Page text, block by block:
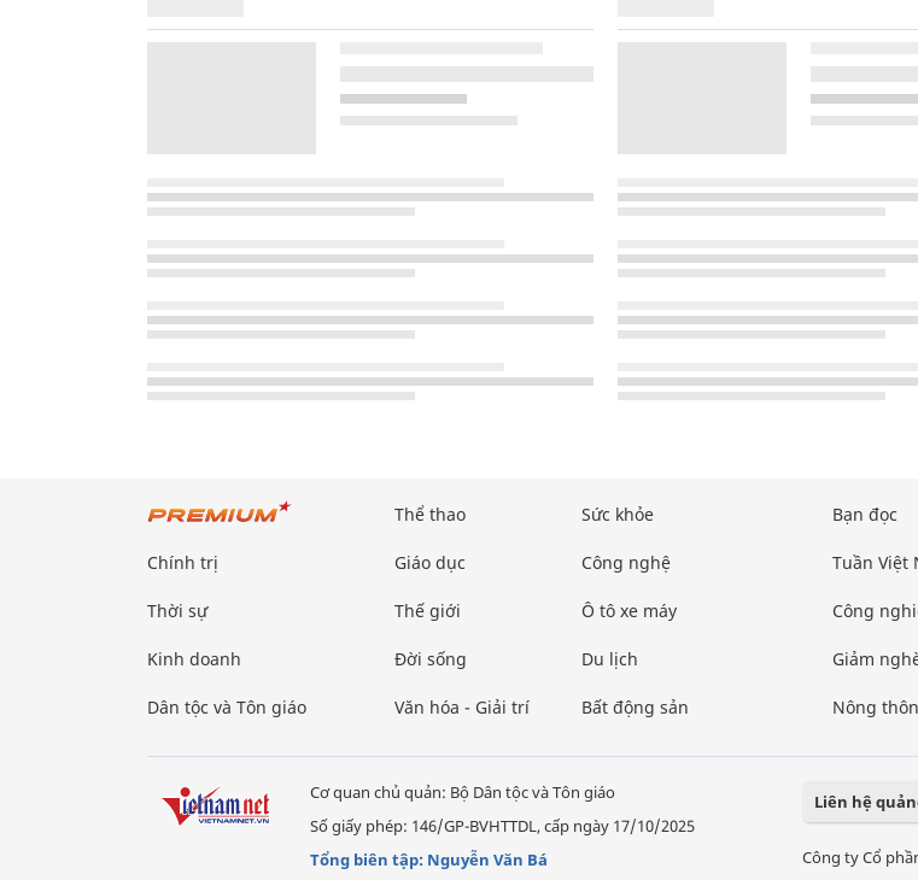
Chính trị
Thời sự
Kinh doanh
Dân tộc và Tôn giáo
Thể thao
Giáo dục
Thế giới
Đời sống
Văn hóa - Giải trí
Sức khỏe
Công nghệ
Ô tô xe máy
Du lịch
Bất động sản
Bạn đọc
Tuần Việt
Công
Giảm
Nông
Cơ quan chủ quản: Bộ Dân tộc và Tôn giáo
Số giấy phép: 146/GP-BVHTTDL, cấp ngày 17/10/2025
Tổng biên tập: Nguyễn Văn Bá
Liên hệ
Công ty Cổ